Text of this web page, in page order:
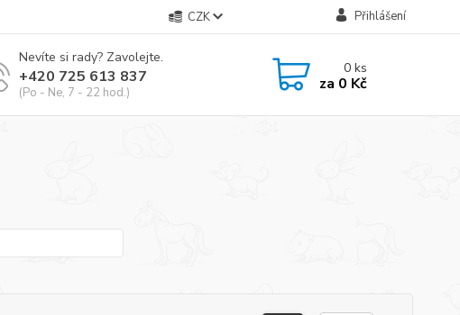
CZK Přihlášení
Nevíte si rady? Zavolejte.
+420 725 613 837
(Po - Ne, 7 - 22 hod.)
0ks
za 0 Kč